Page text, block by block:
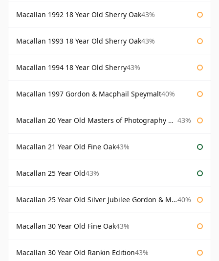
Macallan 1992 18 Year Old Sherry Oak43%
Macallan 1993 18 Year Old Sherry Oak43%
Macallan 1994 18 Year Old Sherry43%
Macallan 1997 Gordon & Macphail Speymalt40%
Macallan 20 Year Old Masters of Photography Albert Watson 43%
Macallan 21 Year Old Fine Oak43%
Macallan 25 Year Old43%
Macallan 25 Year Old Silver Jubilee Gordon & Macphail 40%
Macallan 30 Year Old Fine Oak43%
Macallan 30 Year Old Rankin Edition43%